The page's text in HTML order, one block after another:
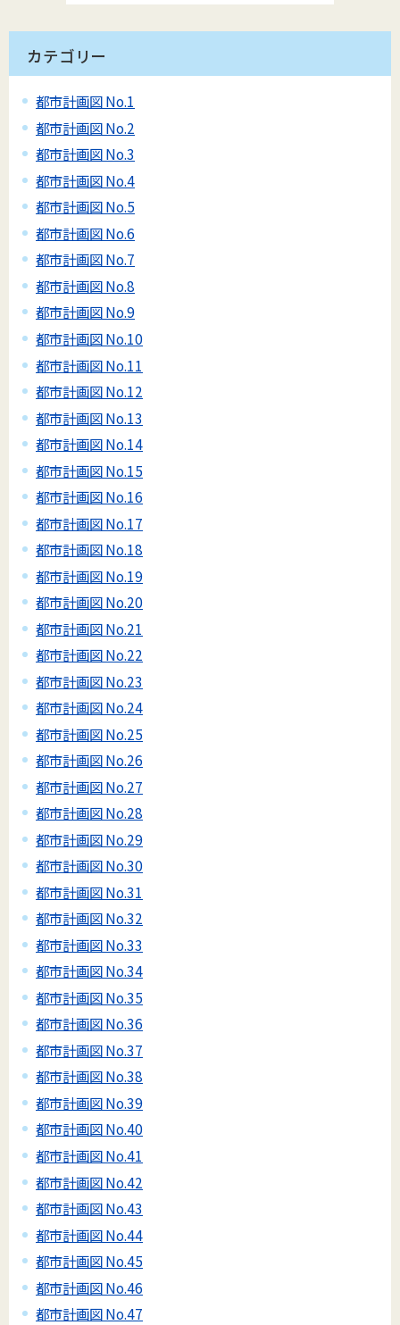
カテゴリー
都市計画図 No.1
都市計画図 No.2
都市計画図 No.3
都市計画図 No.4
都市計画図 No.5
都市計画図 No.6
都市計画図 No.7
都市計画図 No.8
都市計画図 No.9
都市計画図 No.10
都市計画図 No.11
都市計画図 No.12
都市計画図 No.13
都市計画図 No.14
都市計画図 No.15
都市計画図 No.16
都市計画図 No.17
都市計画図 No.18
都市計画図 No.19
都市計画図 No.20
都市計画図 No.21
都市計画図 No.22
都市計画図 No.23
都市計画図 No.24
都市計画図 No.25
都市計画図 No.26
都市計画図 No.27
都市計画図 No.28
都市計画図 No.29
都市計画図 No.30
都市計画図 No.31
都市計画図 No.32
都市計画図 No.33
都市計画図 No.34
都市計画図 No.35
都市計画図 No.36
都市計画図 No.37
都市計画図 No.38
都市計画図 No.39
都市計画図 No.40
都市計画図 No.41
都市計画図 No.42
都市計画図 No.43
都市計画図 No.44
都市計画図 No.45
都市計画図 No.46
都市計画図 No.47